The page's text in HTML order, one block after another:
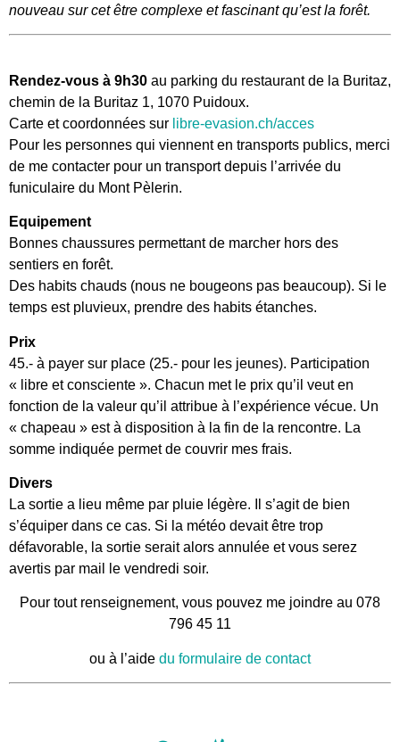
nouveau sur cet être complexe et fascinant qu’est la forêt.
Rendez-vous à 9h30 au parking du restaurant de la Buritaz,
chemin de la Buritaz 1, 1070 Puidoux.
Carte et coordonnées sur libre-evasion.ch/acces
Pour les personnes qui viennent en transports publics, merci
de me contacter pour un transport depuis l’arrivée du
funiculaire du Mont Pèlerin.
Equipement
Bonnes chaussures permettant de marcher hors des
sentiers en forêt.
Des habits chauds (nous ne bougeons pas beaucoup). Si le
temps est pluvieux, prendre des habits étanches.
Prix
45.- à payer sur place (25.- pour les jeunes). Participation
« libre et consciente ». Chacun met le prix qu’il veut en
fonction de la valeur qu’il attribue à l’expérience vécue. Un
« chapeau » est à disposition à la fin de la rencontre. La
somme indiquée permet de couvrir mes frais.
Divers
La sortie a lieu même par pluie légère. Il s’agit de bien
s’équiper dans ce cas. Si la météo devait être trop
défavorable, la sortie serait alors annulée et vous serez
avertis par mail le vendredi soir.
Pour tout renseignement, vous pouvez me joindre au 078
796 45 11
ou à l’aide du formulaire de contact